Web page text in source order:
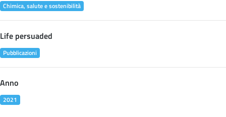
Chimica, salute e sostenibilità
Life persuaded
Pubblicazioni
Anno
2021